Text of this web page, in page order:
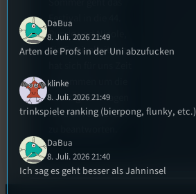
Festival in die 44.
Runde und Nicole,
die Festivalleitung,
genommen um die
wichtigsten Fragen
rund um das Event
DaBua
8. Juli. 2026 21:49
Arten die Profs in der Uni abzufucken
klinke
8. Juli. 2026 21:49
trinkspiele ranking (bierpong, flunky, etc.)
DaBua
8. Juli. 2026 21:40
Ich sag es geht besser als Jahninsel